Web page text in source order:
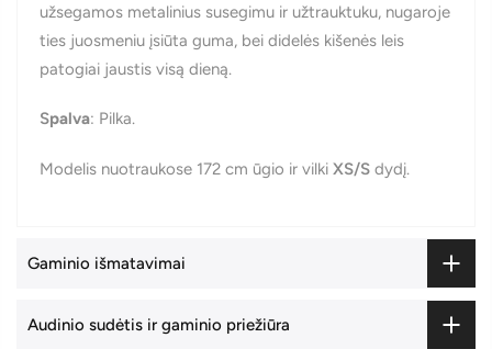
užsegamos metalinius susegimu ir užtrauktuku, nugaroje
ties juosmeniu įsiūta guma, bei didelės kišenės leis
patogiai jaustis visą dieną.
Spalva: Pilka.
Modelis nuotraukose 172 cm ūgio ir vilki XS/S dydį.
Gaminio išmatavimai
Audinio sudėtis ir gaminio priežiūra